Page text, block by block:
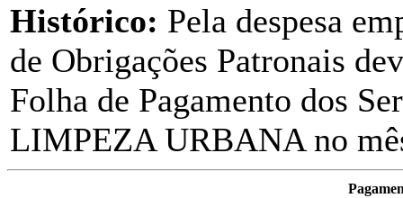
Histórico: Pela despesa
de Obrigações Patronais
Folha de Pagamento dos
LIMPEZA URBANA no